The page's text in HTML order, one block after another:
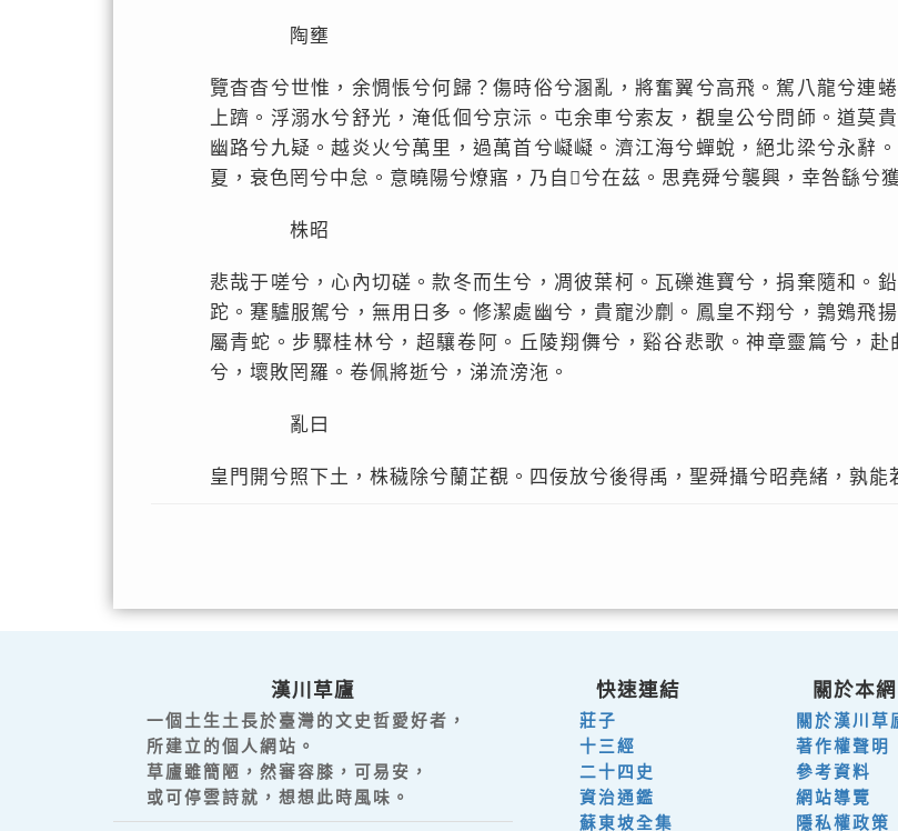
陶壅
覽杳杳兮世惟，余惆悵兮何歸？傷時俗兮溷亂，將奮翼兮高飛。駕八龍兮連
上躋。浮溺水兮舒光，淹低佪兮京沶。屯余車兮索友，覩皇公兮問師。道莫
幽路兮九疑。越炎火兮萬里，過萬首兮㠜㠜。濟江海兮蟬蛻，絕北梁兮永辭
夏，衰色罔兮中怠。意曉陽兮燎寤，乃自𧧂兮在茲。思堯舜兮襲興，幸咎繇兮
株昭
悲哉于嗟兮，心內切磋。款冬而生兮，凋彼葉柯。瓦礫進寶兮，捐棄隨和。
跎。蹇驢服駕兮，無用日多。修潔處幽兮，貴寵沙劘。鳳皇不翔兮，鶉鴳飛
屬青蛇。步驟桂林兮，超驤卷阿。丘陵翔儛兮，谿谷悲歌。神章靈篇兮，
兮，壞敗罔羅。卷佩將逝兮，涕流滂沲。
亂曰
皇門開兮照下土，株穢除兮蘭芷覩。四佞放兮後得禹，聖舜攝兮昭堯緒，孰能
漢川草廬
一個土生土長於臺灣的文史哲愛好者，
所建立的個人網站。
草廬雖簡陋，然審容膝，可易安，
或可停雲詩就，想想此時風味。
快速連結
莊子
十三經
二十四史
資治通鑑
蘇東坡全集
關於本網
關於漢川草
著作權聲明
參考資料
網站導覽
隱私權政策